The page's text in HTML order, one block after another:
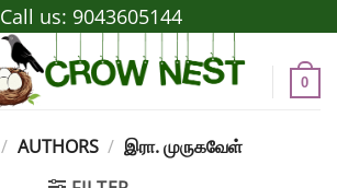
Call us: 9043605144
0
/ AUTHORS / இரா. முருகவேள்